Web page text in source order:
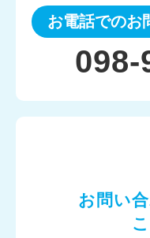
お電話でのお
098-
お問い